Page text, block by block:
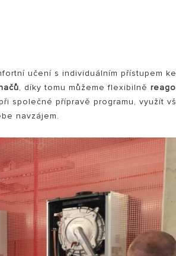
učení s individuálním přístupem
, díky tomu můžeme flexibilně
společné přípravě programu, využít
navzájem.